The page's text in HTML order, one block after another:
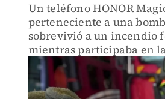
Un teléfono HONOR
perteneciente a una
sobrevivió a un incendio
mientras participaba en
combate al fuego. El
mostrar la resistencia del
quedar expuesto a calor